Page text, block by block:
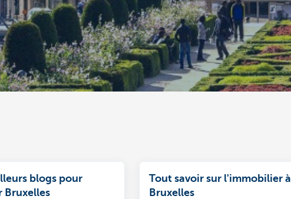
blogs pour
Bruxelles
Tout savoir sur l'immobilier à
Bruxelles